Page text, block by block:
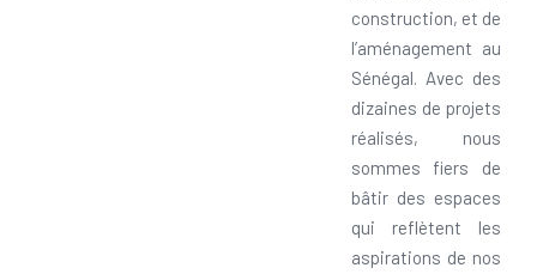
construction, et de
l’aménagement au
Sénégal. Avec des
dizaines de projets
réalisés, nous
sommes fiers de
bâtir des espaces
qui reflètent les
aspirations de nos